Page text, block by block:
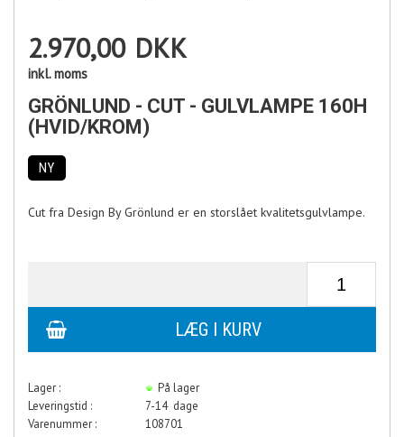
2.970,00 DKK
inkl. moms
GRÖNLUND - CUT - GULVLAMPE 160H
(HVID/KROM)
NY
Cut fra Design By Grönlund er en storslået kvalitetsgulvlampe.
Lager :
På lager
Leveringstid :
7-14 dage
Varenummer :
108701